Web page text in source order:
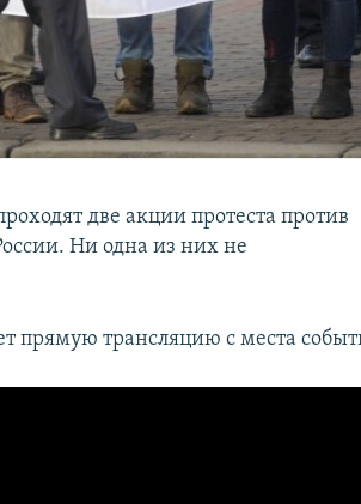
две акции протеста против
Ни одна из них не
прямую трансляцию с места